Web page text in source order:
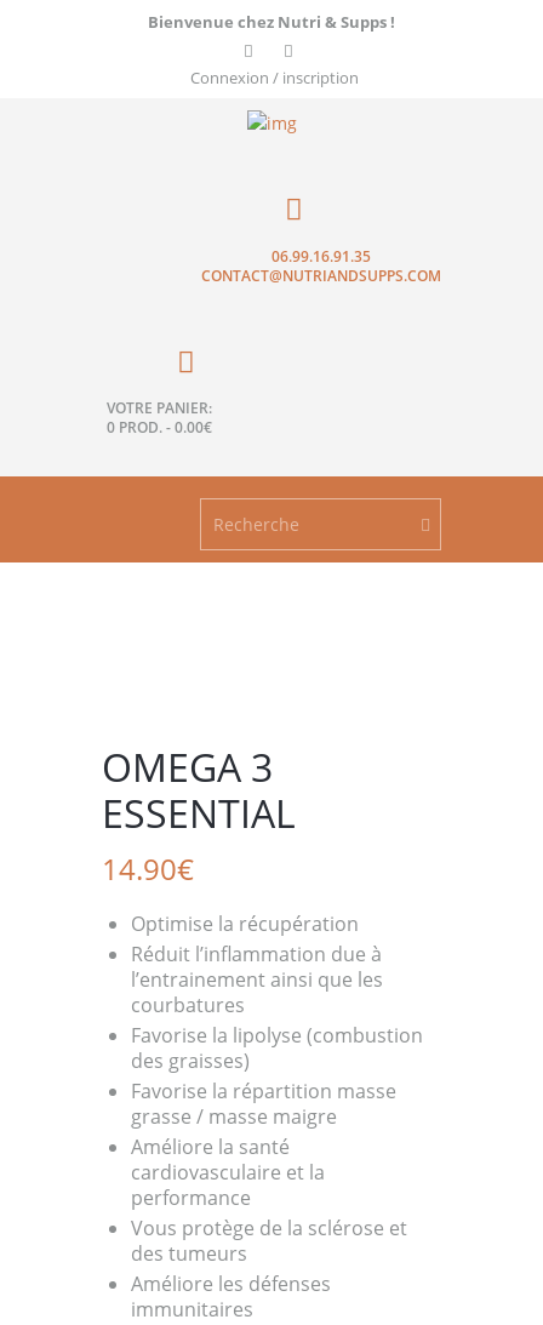
Bienvenue chez Nutri & Supps !
Connexion / inscription
06.99.16.91.35
CONTACT@NUTRIANDSUPPS.COM
VOTRE PANIER:
0 PROD.-0.00€
OMEGA 3
ESSENTIAL
14.90€
Optimise la récupération
Réduit l’inflammation due à
l’entrainement ainsi que les
courbatures
Favorise la lipolyse (combustion
des graisses)
Favorise la répartition masse
grasse / masse maigre
Améliore la santé
cardiovasculaire et la
performance
Vous protège de la sclérose et
des tumeurs
Améliore les défenses
immunitaires